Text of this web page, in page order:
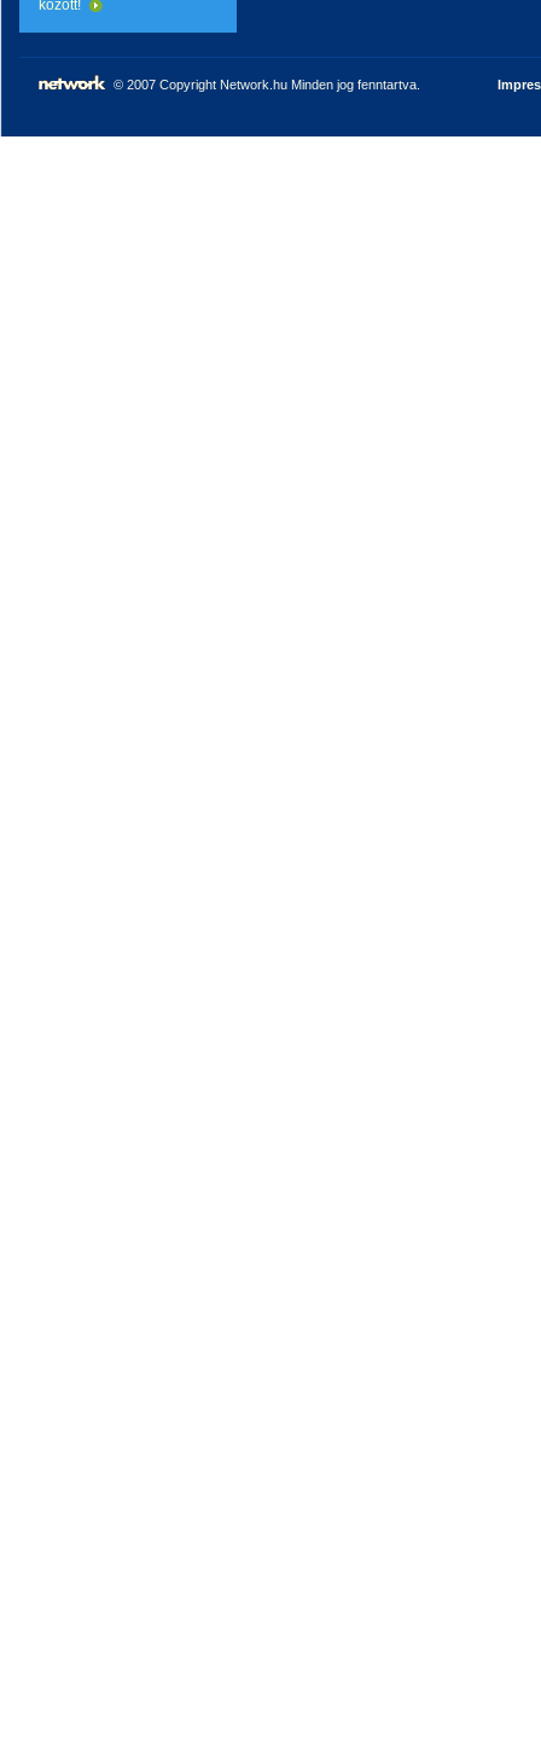
között!
© 2007 Copyright Network.hu Minden jog fenntartva.